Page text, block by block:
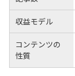
収益モデル
コンテンツの
性質